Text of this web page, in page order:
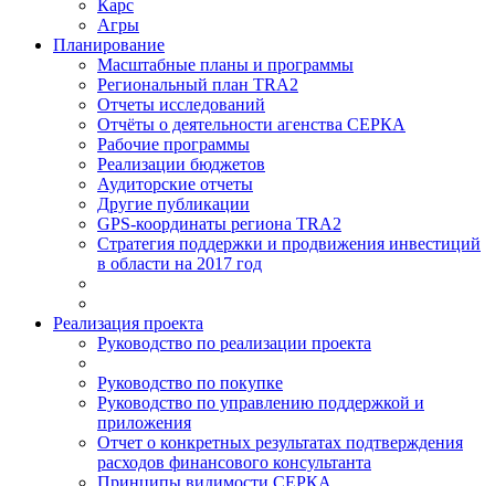
Карс
Агры
Планирование
Масштабные планы и программы
Региональный план TRA2
Отчеты исследований
Отчёты о деятельности агенства СЕРКА
Рабочие программы
Реализации бюджетов
Аудиторские отчеты
Другие публикации
GPS-координаты региона TRA2
Стратегия поддержки и продвижения инвестиций
в области на 2017 год
Реализация проекта
Руководство по реализации проекта
Руководство по покупке
Руководство по управлению поддержкой и
приложения
Отчет о конкретных результатах подтверждения
расходов финансового консультанта
Принципы видимости СЕРКА